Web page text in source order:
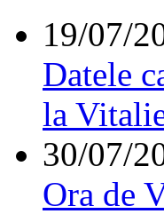
19/07/
Datele
la
30/07/
Ora de